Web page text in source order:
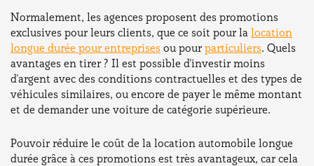
Normalement, les agences proposent des promotions
exclusives pour leurs clients, que ce soit pour la location
longue durée pour entreprises ou pour particuliers. Quels
avantages en tirer ? Il est possible d'investir moins
d'argent avec des conditions contractuelles et des types de
véhicules similaires, ou encore de payer le même montant
et de demander une voiture de catégorie supérieure.
Pouvoir réduire le coût de la location automobile longue
durée grâce à ces promotions est très avantageux, car cela